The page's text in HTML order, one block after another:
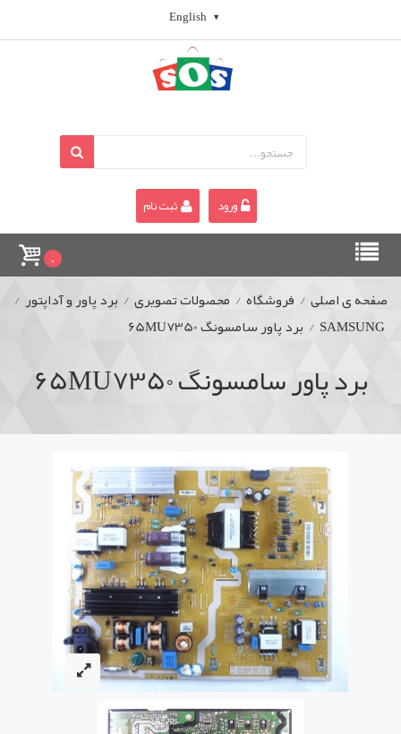
English
ورود ثبت نام
0
صفحه ی اصلی / فروشگاه / محصولات تصویری / برد پاور و آداپتور /
SAMSUNG
/ برد پاور سامسونگ 65MU7350
برد پاور سامسونگ 65MU7350